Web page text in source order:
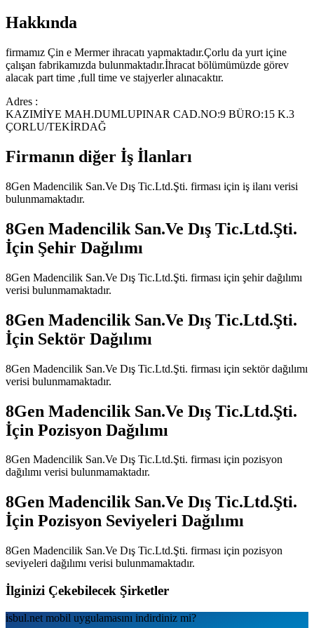
Hakkında
firmamız Çin e Mermer ihracatı yapmaktadır.Çorlu da yurt içine
çalışan fabrikamızda bulunmaktadır.İhracat bölümümüzde görev
alacak part time ,full time ve stajyerler alınacaktır.
Adres :
KAZIMİYE MAH.DUMLUPINAR CAD.NO:9 BÜRO:15 K.3
ÇORLU/TEKİRDAĞ
Firmanın diğer İş İlanları
8Gen Madencilik San.Ve Dış Tic.Ltd.Şti. firması için iş ilanı verisi
bulunmamaktadır.
8Gen Madencilik San.Ve Dış Tic.Ltd.Şti.
İçin Şehir Dağılımı
8Gen Madencilik San.Ve Dış Tic.Ltd.Şti. firması için şehir dağılımı
verisi bulunmamaktadır.
8Gen Madencilik San.Ve Dış Tic.Ltd.Şti.
İçin Sektör Dağılımı
8Gen Madencilik San.Ve Dış Tic.Ltd.Şti. firması için sektör dağılımı
verisi bulunmamaktadır.
8Gen Madencilik San.Ve Dış Tic.Ltd.Şti.
İçin Pozisyon Dağılımı
8Gen Madencilik San.Ve Dış Tic.Ltd.Şti. firması için pozisyon
dağılımı verisi bulunmamaktadır.
8Gen Madencilik San.Ve Dış Tic.Ltd.Şti.
İçin Pozisyon Seviyeleri Dağılımı
8Gen Madencilik San.Ve Dış Tic.Ltd.Şti. firması için pozisyon
seviyeleri dağılımı verisi bulunmamaktadır.
İlginizi Çekebilecek Şirketler
isbul.net mobil uygulamаsını indirdiniz mi?